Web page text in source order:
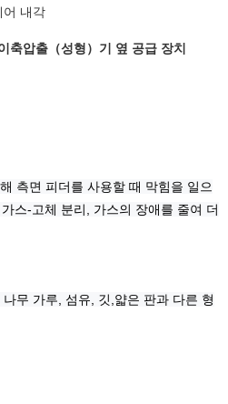
어 내각
축압출（성형）기 옆 공급 장치
측면 피더를 사용할 때 막힘을 일으
스-고체 분리, 가스의 장애를 줄여 더
무 가루, 섬유, 깃,얇은 판과 다른 형